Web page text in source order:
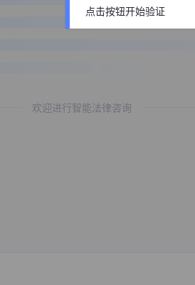
欢迎进行智能法律咨询
点击按钮开始验证